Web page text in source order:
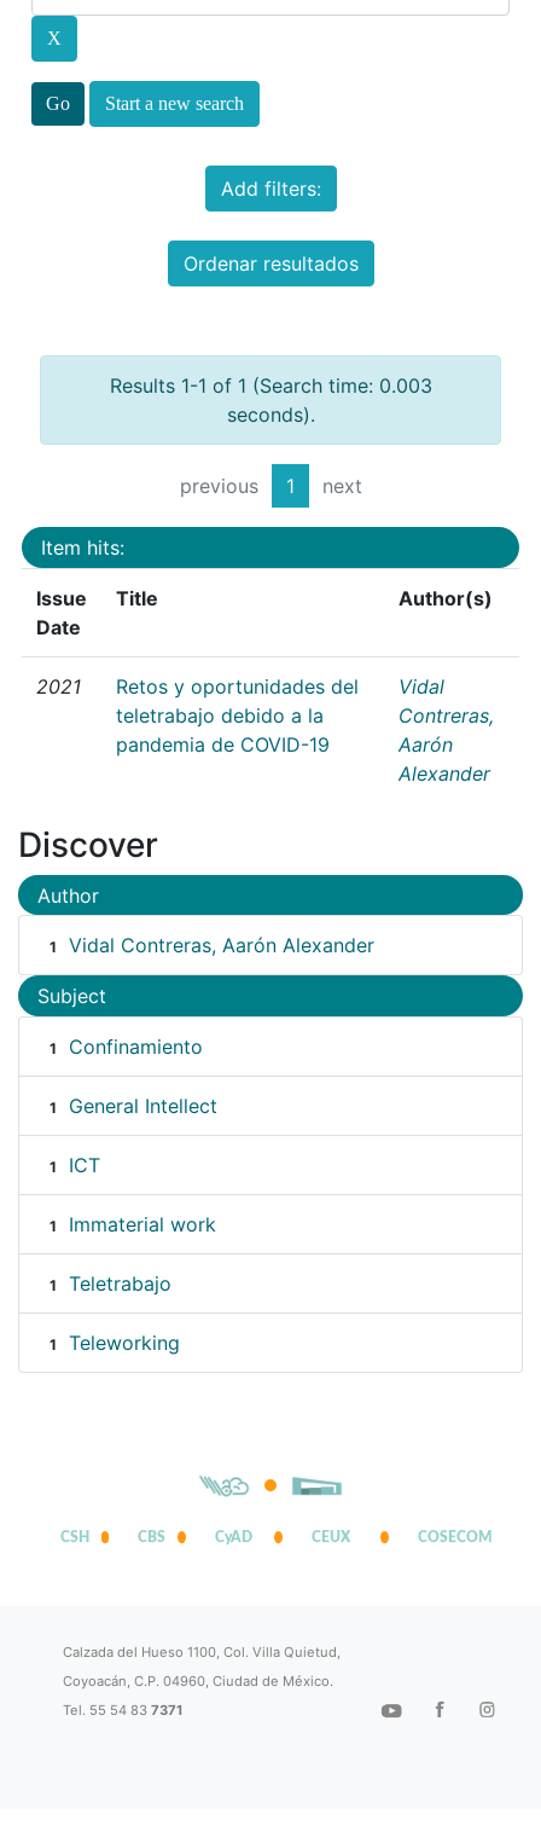
Start a new search
Add filters:
Ordenar resultados
Results 1-1 of 1 (Search time: 0.003
seconds).
previous 1 next
Item hits:
Issue
Date
Title Author(s)
2021
Retos y oportunidades del
teletrabajo debido a la
pandemia de COVID-19
Vidal
Contreras,
Aarón
Alexander
Discover
Author
1 Vidal Contreras, Aarón Alexander
Subject
1 Confinamiento
1 General Intellect
1 ICT
1 Immaterial work
1 Teletrabajo
1 Teleworking
CSH CBS CyAD CEUX COSECOM
Calzada del Hueso 1100, Col. Villa Quietud,
Coyoacán, C.P. 04960, Ciudad de México.
Tel. 55 54 837371